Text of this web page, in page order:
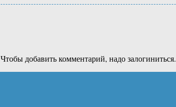
Чтобы добавить комментарий, надо залогиниться.